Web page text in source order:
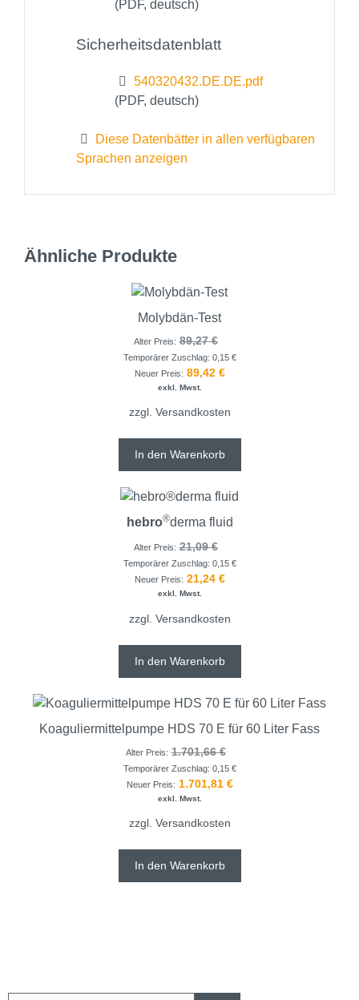
(PDF, deutsch)
Sicherheitsdatenblatt
540320432.DE.DE.pdf
(PDF, deutsch)
Diese Datenbätter in allen verfügbaren
Sprachen anzeigen
Ähnliche Produkte
Molybdän-Test
Alter Preis: 89,27€
Temporärer Zuschlag: 0,15 €
Neuer Preis: 89,42 €
exkl. Mwst.
zzgl. Versandkosten
In den Warenkorb
hebro®derma fluid
Alter Preis: 21,09€
Temporärer Zuschlag: 0,15 €
Neuer Preis: 21,24 €
exkl. Mwst.
zzgl. Versandkosten
In den Warenkorb
Koaguliermittelpumpe HDS 70 E für 60 Liter Fass
Alter Preis: 1.701,66€
Temporärer Zuschlag: 0,15 €
Neuer Preis: 1.701,81 €
exkl. Mwst.
zzgl. Versandkosten
In den Warenkorb